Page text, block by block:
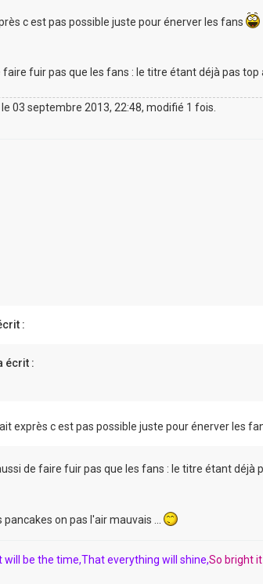
c est pas possible juste pour énerver les fans
fuir pas que les fans : le titre étant déjà pas top
le 03 septembre 2013, 22:48, modifié 1 fois.
:
écrit :
exprès c est pas possible juste pour énerver les
de faire fuir pas que les fans : le titre étant déjà
on pas l'air mauvais ...
will be the time,That everything will shine,So bright